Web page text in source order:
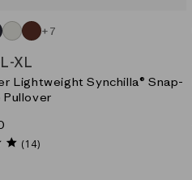
NEUTRO_(OLHP)
ROJO_(STVA)
+7
L-XL
Lightweight Synchilla® Snap-
Pullover
4.9
(14)